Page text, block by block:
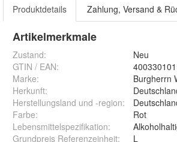
Produktdetails Zahlung, Versand &
Artikelmerkmale
Zustand:
Neu
GTIN / EAN:
Marke:
Burgherrn
Herkunft:
Herstellungsland und -region:
Farbe:
Rot
Lebensmittelspezifikation:
Grundpreis Referenzeinheit:
L